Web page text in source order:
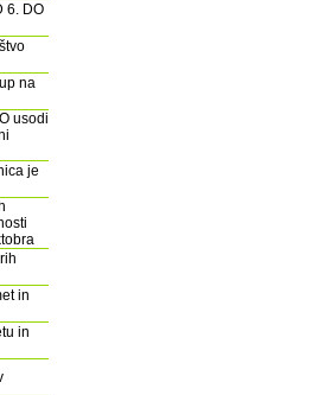
6. DO
na
usodi
je
in
in